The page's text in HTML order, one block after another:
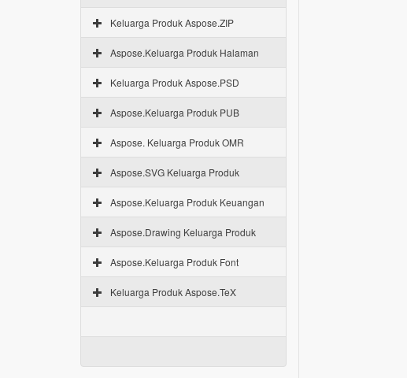
Keluarga Produk Aspose.ZIP
Aspose.Keluarga Produk Halaman
Keluarga Produk Aspose.PSD
Aspose.Keluarga Produk PUB
Aspose. Keluarga Produk OMR
Aspose.SVG Keluarga Produk
Aspose.Keluarga Produk Keuangan
Aspose.Drawing Keluarga Produk
Aspose.Keluarga Produk Font
Keluarga Produk Aspose.TeX